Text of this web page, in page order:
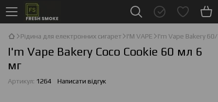
Рідина для електронних сигарет I'М VAPE I'm Vape Bakery
I'm Vape Bakery Coco Cookie 60 мл 6
мг
Артикул: 1264 Написати відгук